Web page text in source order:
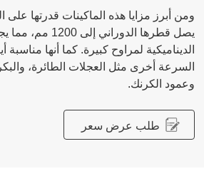
ومن أبرز مزايا هذه الماكينات قدرتها
يصل قطرها
الديناميكية لمراوح كبيرة. كما أنها مناسبة
السرعة أخرى مثل العجلات الطائرة،
وعمود الكرنك.
طلب عرض سعر